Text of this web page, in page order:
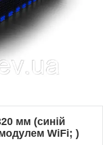
мм (синій
WiFi; )